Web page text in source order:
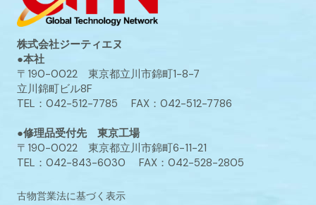
株式会社ジーティエヌ
●本社
〒190-0022 東京都立川市錦町1-8-7
立川錦町ビル8F
TEL：042-512-7785 FAX：042-512-7786
●修理品受付先 東京工場
〒190-0022 東京都立川市錦町6-11-21
TEL：042-843-6030 FAX：042-528-2805
古物営業法に基づく表示